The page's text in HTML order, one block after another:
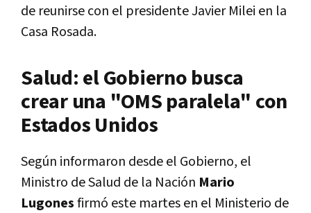
de reunirse con el presidente Javier Milei en la
Casa Rosada.
Salud: el Gobierno busca
crear una "OMS paralela" con
Estados Unidos
Según informaron desde el Gobierno, el
Ministro de Salud de la Nación Mario
Lugonesfirmó este martes en el Ministerio de